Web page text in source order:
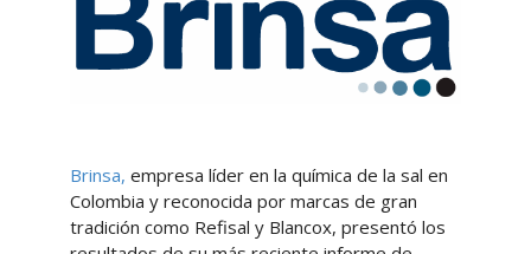
Brinsa, empresa líder en la química de la sal en
Colombia y reconocida por marcas de gran
tradición como Refisal y Blancox, presentó los